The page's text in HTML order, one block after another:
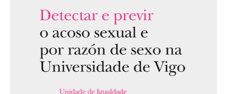
Nuevo estudiantado
Acto de bienvenida
Matrícula